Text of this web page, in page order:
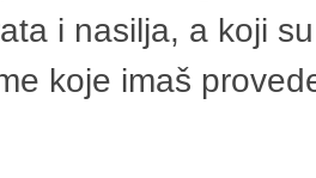
i nasilja, a koji
koje imaš